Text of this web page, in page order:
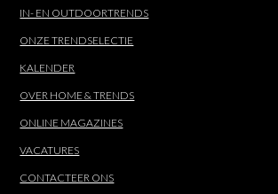
IN- EN OUTDOORTRENDS
ONZE TRENDSELECTIE
KALENDER
OVER HOME & TRENDS
ONLINE MAGAZINES
VACATURES
CONTACTEER ONS